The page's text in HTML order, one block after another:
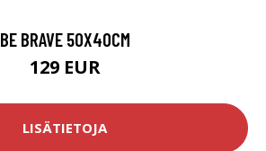
BE BRAVE 50X40CM
129 EUR
LISÄTIETOJA